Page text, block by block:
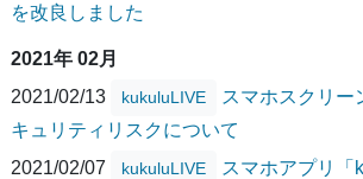
を改良しました
2021年 02月
2021/02/13
kukuluLIVE
スマホスクリー
キュリティリスクについて
2021/02/07
kukuluLIVE
スマホアプリ「